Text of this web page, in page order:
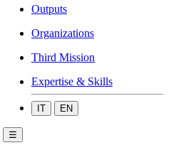
Outputs
Organizations
Third Mission
Expertise & Skills
IT EN
☰